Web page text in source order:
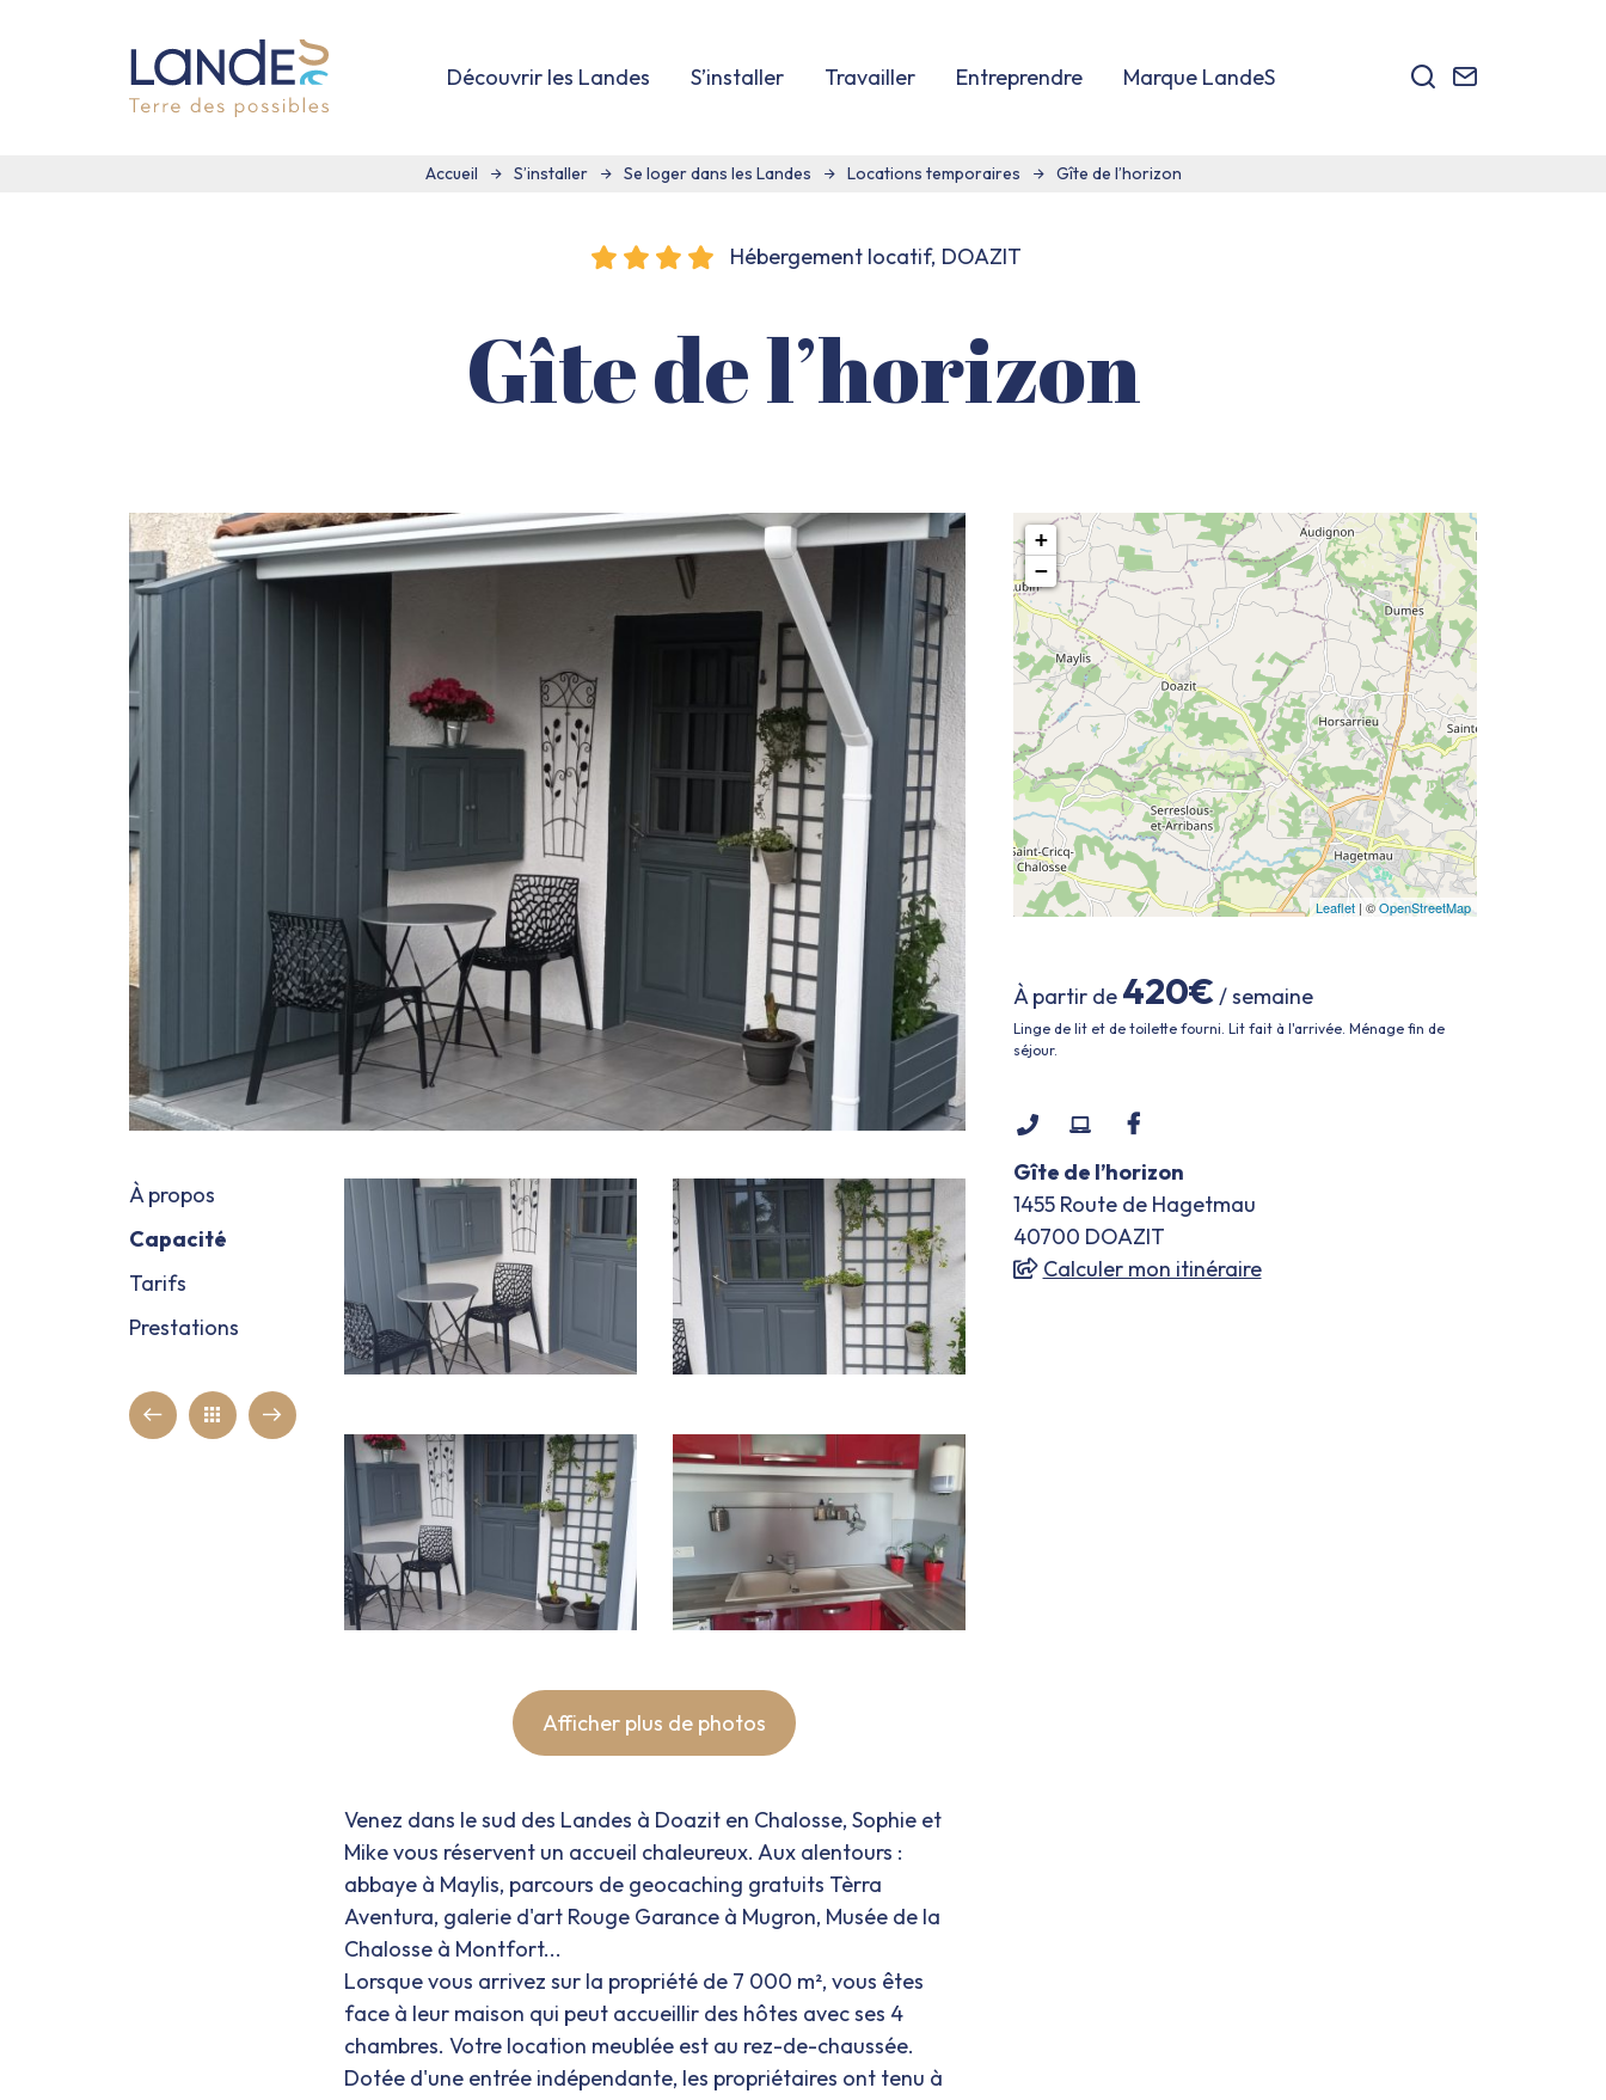
Découvrir les Landes S’installer Travailler Entreprendre Marque LandeS
Je
Contact
Accueil S’installer Se loger dans les Landes Locations temporaires Gîte de l’horizon
Hébergement locatif, DOAZIT
Gîte de l’horizon
À propos
Capacité
Tarifs
Prestations
Afficher plus de photos
Venez dans le sud des Landes à Doazit en Chalosse, Sophie et
Mike vous réservent un accueil chaleureux. Aux alentours :
abbaye à Maylis, parcours de geocaching gratuits Tèrra
Aventura, galerie d'art Rouge Garance à Mugron, Musée de la
Chalosse à Montfort...
Lorsque vous arrivez sur la propriété de 7 000 m², vous êtes
face à leur maison qui peut accueillir des hôtes avec ses 4
chambres. Votre location meublée est au rez-de-chaussée.
Dotée d'une entrée indépendante, les propriétaires ont tenu à
+
−
Leaflet | ©OpenStreetMap
À partir de 420€ / semaine
Linge de lit et de toilette fourni. Lit fait à l'arrivée. Ménage fin de
séjour.
Contacter
téléphone
Visiter
site
internet
Gîte de l’horizon
1455 Route de Hagetmau
40700 DOAZIT
Calculer mon itinéraire